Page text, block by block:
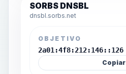
SORBS DNSBL
dnsbl.sorbs.net
OBJETIVO
2a01:4f8:212:146::126
Copiar